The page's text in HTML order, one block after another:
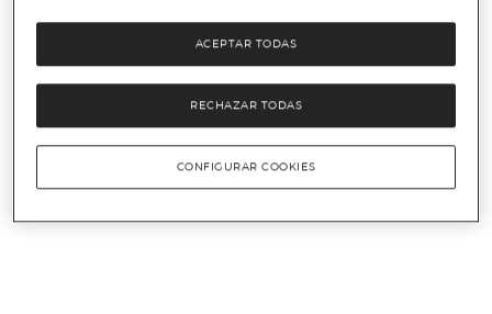
RECHAZAR TODAS
ACEPTAR TODAS
CONFIGURAR COOKIES